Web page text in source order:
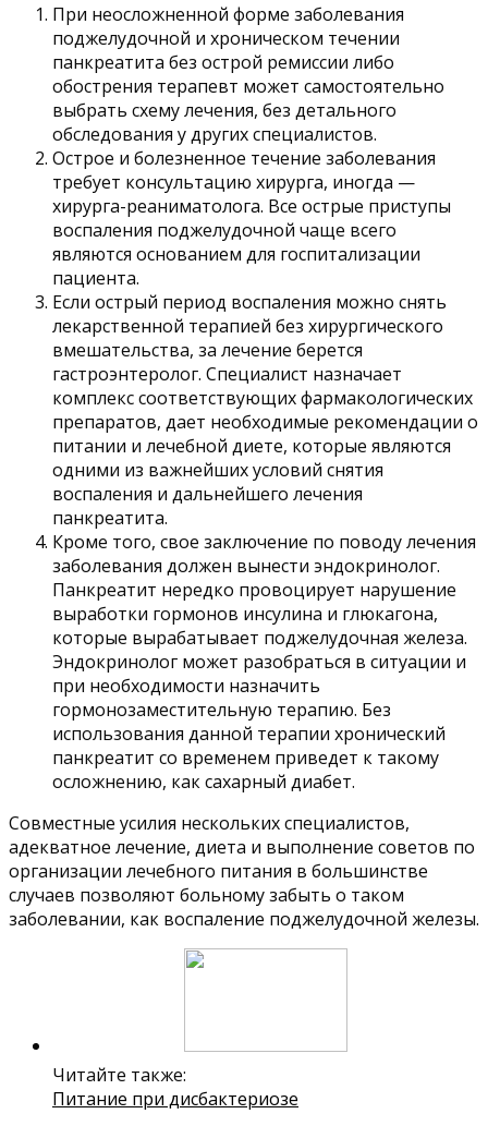
При неосложненной форме заболевания
поджелудочной и хроническом течении
панкреатита без острой ремиссии либо
обострения терапевт может самостоятельно
выбрать схему лечения, без детального
обследования у других специалистов.
Острое и болезненное течение заболевания
требует консультацию хирурга, иногда —
хирурга-реаниматолога. Все острые приступы
воспаления поджелудочной чаще всего
являются основанием для госпитализации
пациента.
Если острый период воспаления можно снять
лекарственной терапией без хирургического
вмешательства, за лечение берется
гастроэнтеролог. Специалист назначает
комплекс соответствующих фармакологических
препаратов, дает необходимые рекомендации о
питании и лечебной диете, которые являются
одними из важнейших условий снятия
воспаления и дальнейшего лечения
панкреатита.
Кроме того, свое заключение по поводу лечения
заболевания должен вынести эндокринолог.
Панкреатит нередко провоцирует нарушение
выработки гормонов инсулина и глюкагона,
которые вырабатывает поджелудочная железа.
Эндокринолог может разобраться в ситуации и
при необходимости назначить
гормонозаместительную терапию. Без
использования данной терапии хронический
панкреатит со временем приведет к такому
осложнению, как сахарный диабет.
Совместные усилия нескольких специалистов,
адекватное лечение, диета и выполнение советов по
организации лечебного питания в большинстве
случаев позволяют больному забыть о таком
заболевании, как воспаление поджелудочной железы.
Читайте также:
Питание при дисбактериозе